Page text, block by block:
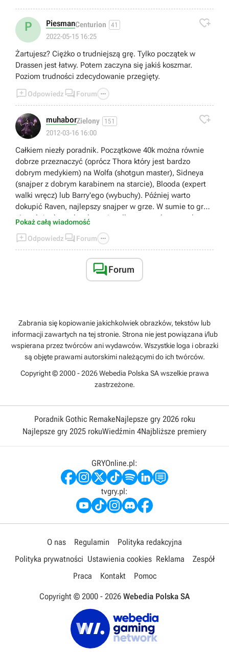
P PiesmanCenturion 41
2022-05-15 16:25

Żartujesz? Ciężko o trudniejszą grę. Tylko początek w
Drassen jest łatwy. Potem zaczyna się jakiś koszmar.
Poziom trudności zdecydowanie przegięty.
Odpowiedz  Forum 
muhaborZielony 151
2012-03-16 16:00

Całkiem niezły poradnik. Początkowe 40k można równie
dobrze przeznaczyć (oprócz Thora który jest bardzo
dobrym medykiem) na Wolfa (shotgun master), Sidneya
(snajper z dobrym karabinem na starcie), Blooda (expert
walki wręcz) lub Barry'ego (wybuchy). Później warto
dokupić Raven, najlepszy snajper w grze. W sumie to gra
nie należy do trudnych, może tylko te patrole są trochę
Pokaż całą wiadomość
Odpowiedz  Forum 
Forum
Zabrania się kopiowanie jakichkolwiek obrazków, tekstów lub
informacji zawartych na tej stronie. Strona nie jest powiązana i/lub
wspierana przez twórców ani wydawców. Wszystkie loga i obrazki
są objęte prawami autorskimi należącymi do ich twórców.
Copyright © 2000 - 2026 Webedia Polska SA wszelkie prawa
zastrzeżone.
Poradnik Gothic RemakeNajlepsze gry 2026 roku
Najlepsze gry 2025 rokuWiedźmin 4Najbliższe premiery
GRYOnline.pl:
tvgry.pl:
O nas Regulamin
Polityka redakcyjna
Polityka prywatności Ustawienia cookies Reklama
Zespół
Praca
Kontakt Pomoc
Copyright © 2000 - 2026 Webedia Polska SA